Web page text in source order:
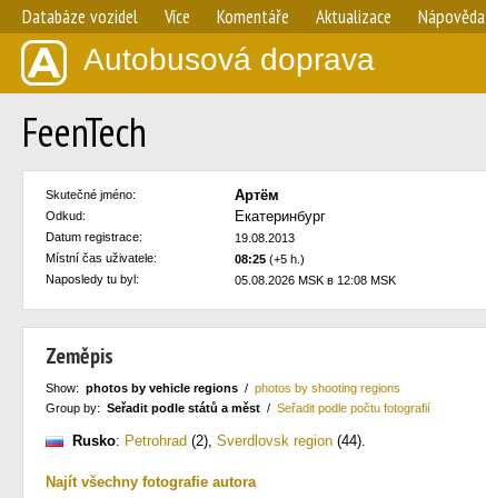
Databáze vozidel Více Komentáře Aktualizace Nápověda
Autobusová doprava
FeenTech
Skutečné jméno: Артём
Odkud: Екатеринбург
Datum registrace:
19.08.2013
Místní čas uživatele:
08:25 (+5 h.)
Naposledy tu byl:
05.08.2026 MSK в 12:08 MSK
Zeměpis
Show: photos by vehicle regions / photos by shooting regions
Group by: Seřadit podle států a měst / Seřadit podle počtu fotografií
Rusko: Petrohrad (2), Sverdlovsk region (44).
Najít všechny fotografie autora